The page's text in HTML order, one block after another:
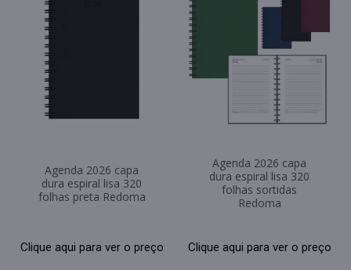
Agenda 2026 capa
dura espiral lisa 320
folhas preta Redoma
Clique aqui para ver o preço
Agenda 2026 capa
dura espiral lisa 320
folhas sortidas
Redoma
Clique aqui para ver o preço